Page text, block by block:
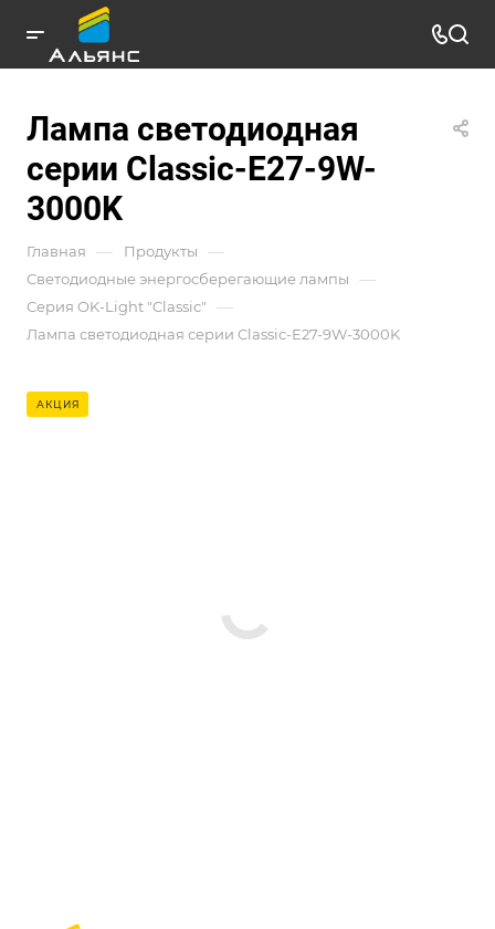
Лампа светодиодная
серии Classic-E27-9W-
3000K
Главная — Продукты —
Светодиодные энергосберегающие лампы —
Серия OK-Light "Classic" —
Лампа светодиодная серии Classic-E27-9W-3000K
АКЦИЯ